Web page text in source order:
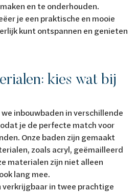
en te onderhouden.
je een praktische en mooie
kunt ontspannen en genieten
kies wat bij
inbouwbaden in verschillende
je de perfecte match voor
Onze baden zijn gemaakt
zoals acryl, geëmailleerd
materialen zijn niet alleen
lang mee.
verkrijgbaar in twee prachtige